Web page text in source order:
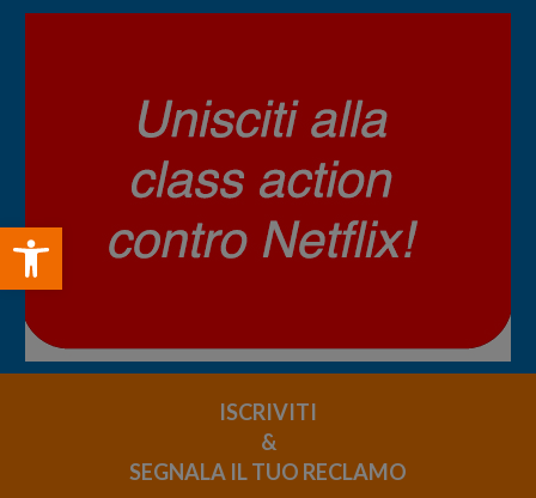
Open toolbar
ISCRIVITI
&
SEGNALA IL TUO RECLAMO